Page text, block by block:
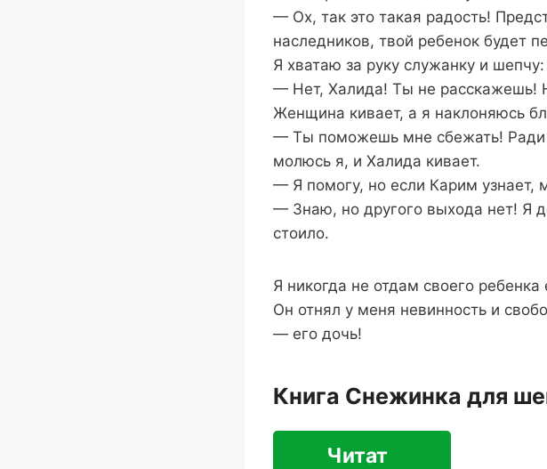
— Ох, так это такая радость!
наследников, твой ребенок будет
Я хватаю за руку служанку и шепчу:
— Нет, Халида! Ты не расскажешь!
Женщина кивает, а я наклоняюсь
— Ты поможешь мне сбежать! Ради
молюсь я, и Халида кивает.
— Я помогу, но если Карим
— Знаю, но другого выхода нет! Я
стоило.
Я никогда не отдам своего
Он отнял у меня невинность и
— его дочь!
Книга Снежинка для
Читат